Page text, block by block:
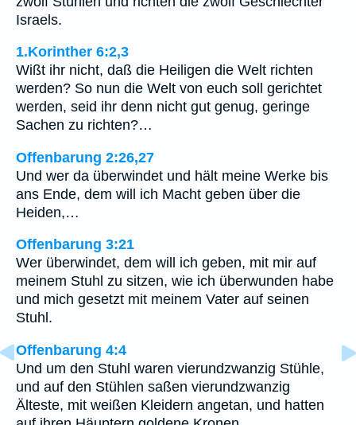
Israels.
1.Korinther 6:2,3
Wißt ihr nicht, daß die Heiligen die Welt richten
werden? So nun die Welt von euch soll gerichtet
werden, seid ihr denn nicht gut genug, geringe
Sachen zu richten?…
Offenbarung 2:26,27
Und wer da überwindet und hält meine Werke bis
ans Ende, dem will ich Macht geben über die
Heiden,…
Offenbarung 3:21
Wer überwindet, dem will ich geben, mit mir auf
meinem Stuhl zu sitzen, wie ich überwunden habe
und mich gesetzt mit meinem Vater auf seinen
Stuhl.
Offenbarung 4:4
Und um den Stuhl waren vierundzwanzig Stühle,
und auf den Stühlen saßen vierundzwanzig
Älteste, mit weißen Kleidern angetan, und hatten